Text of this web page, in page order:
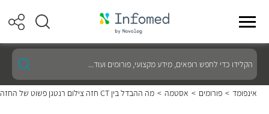
הקלידו
כדי
לחפש
רופאים,
מידע
אינפומד > פורומים > אסטמה > מה ההבדל בין CT חזה צילום רנטגן פשוט של החזה וCT ריאות